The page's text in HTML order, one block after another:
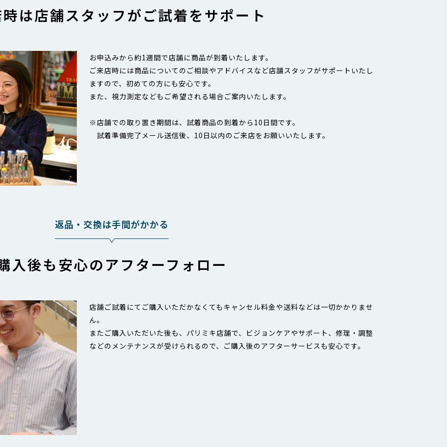
は店舗スタッフがご試着をサポート
お申込みから約1週間で店舗に商品が到着いたします。
ご来店時には商品についてのご相談やアドバイスなど店舗スタッフがサポートいたし
ますので、初めての方にも安心です。
また、視力測定などもご希望される場合ご案内いたします。
※店舗での取り置き期間は、試着商品の到着から10日間です。
試着準備完了メール送信後、10日以内のご来店をお願いいたします。
返品・交換は手間がかかる
入後も安心のアフターフォロー
店舗ご試着にてご購入いただかなくてもキャンセル料金や送料などは一切かかりませ
ん。
またご購入いただいた後も、パリミキ店舗で、ビジョンケアやサポート、修理・調整
などのメンテナンスが受けられるので、ご購入後のアフターサービスも安心です。